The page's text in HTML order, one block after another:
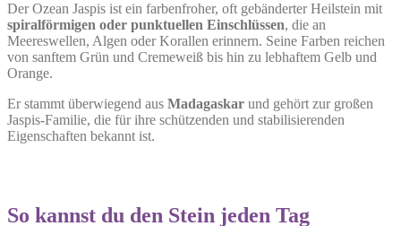
Der Ozean Jaspis ist ein farbenfroher, oft gebänderter Heilstein mit
spiralförmigen oder punktuellen Einschlüssen, die an
Meereswellen, Algen oder Korallen erinnern. Seine Farben reichen
von sanftem Grün und Cremeweiß bis hin zu lebhaftem Gelb und
Orange.
Er stammt überwiegend aus Madagaskar und gehört zur großen
Jaspis-Familie, die für ihre schützenden und stabilisierenden
Eigenschaften bekannt ist.
So kannst du den Stein jeden Tag